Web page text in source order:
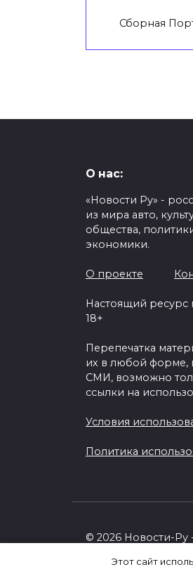
Сборная
О нас:
«Новости Ру» -
из мира авто,
общества,
экономики.
О проекте
Настоящий ресурс
18+
Перепечатка
их в любой форме,
СМИ, возможно
ссылки на
Условия
Политика
© 2026 Новости-Ру
Этот сайт